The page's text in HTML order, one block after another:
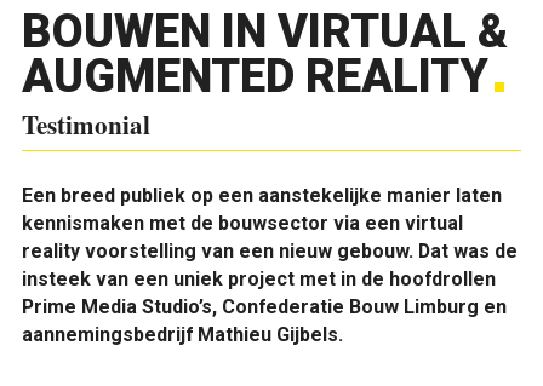
BOUWEN IN VIRTUAL &
AUGMENTED REALITY
Testimonial
Een breed publiek op een aanstekelijke manier laten
kennismaken met de bouwsector via een virtual
reality voorstelling van een nieuw gebouw. Dat was de
insteek van een uniek project met in de hoofdrollen
Prime Media Studio’s, Confederatie Bouw Limburg en
aannemingsbedrijf Mathieu Gijbels.